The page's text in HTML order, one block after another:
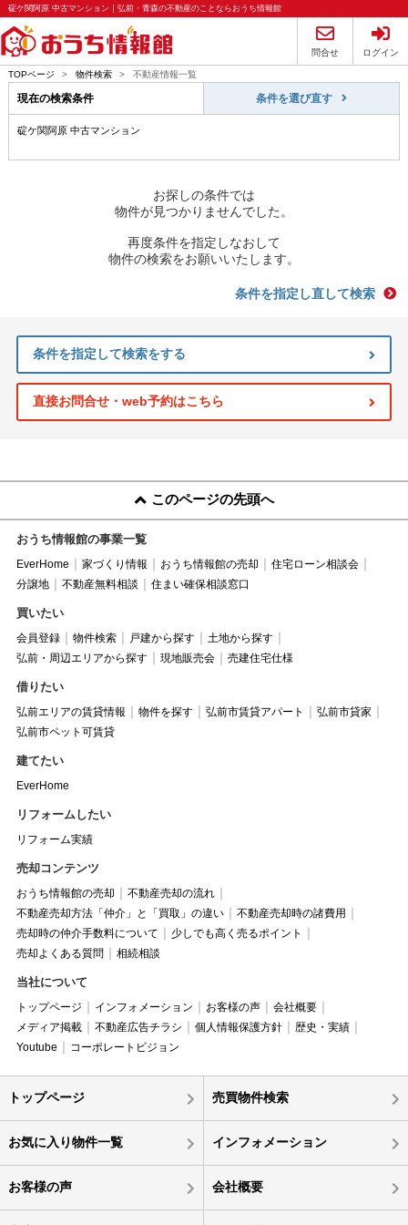
碇ケ関阿原 中古マンション｜弘前・青森の不動産のことならおうち情報館
問合せ ログイン
TOPページ > 物件検索 > 不動産情報一覧
現在の検索条件 条件を選び直す
碇ケ関阿原 中古マンション
お探しの条件では
物件が見つかりませんでした。
再度条件を指定しなおして
物件の検索をお願いいたします。
条件を指定し直して検索
条件を指定して検索をする
直接お問合せ・web予約はこちら
このページの先頭へ
おうち情報館の事業一覧
EverHome 家づくり情報 おうち情報館の売却
住宅ローン相談会
分譲地
不動産無料相談 住まい確保相談窓口
買いたい
会員登録 物件検索 戸建から探す
土地から探す
弘前・周辺エリアから探す
現地販売会 売建住宅仕様
借りたい
弘前エリアの賃貸情報 物件を探す 弘前市賃貸アパート
弘前市貸家
弘前市ペット可賃貸
建てたい
EverHome
リフォームしたい
リフォーム実績
売却コンテンツ
おうち情報館の売却
不動産売却の流れ
不動産売却方法「仲介」と「買取」の違い
不動産売却時の諸費用
売却時の仲介手数料について
少しでも高く売るポイント
売却よくある質問
相続相談
当社について
トップページ インフォメーション お客様の声
会社概要
メディア掲載
不動産広告チラシ 個人情報保護方針
歴史・実績
Youtube
コーポレートビジョン
トップページ 売買物件検索
お気に入り物件一覧 インフォメーション
お客様の声 会社概要